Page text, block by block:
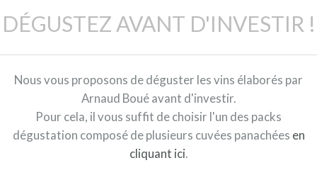
DÉGUSTEZ AVANT D'INVESTIR !
Nous vous proposons de déguster les vins élaborés par
Arnaud Boué avant d'investir.
Pour cela, il vous suffit de choisir l'un des packs
dégustation composé de plusieurs cuvées panachées en
cliquant ici.